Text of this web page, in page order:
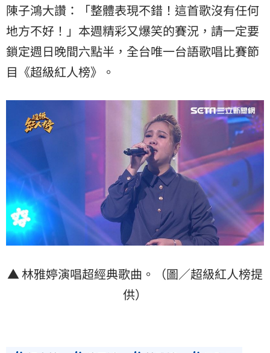
陳子鴻大讚：「整體表現不錯！這首歌沒有任何
地方不好！」本週精彩又爆笑的賽況，請一定要
鎖定週日晚間六點半，全台唯一台語歌唱比賽節
目《超級紅人榜》。
▲ 林雅婷演唱超經典歌曲。（圖／超級紅人榜提
供）